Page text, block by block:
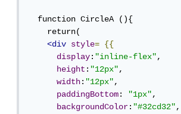
function CircleA (){
return(
<div
style=
{{
display:"inline-flex",
height:"12px",
width:"12px",
paddingBottom: "1px",
backgroundColor:"#32cd32",